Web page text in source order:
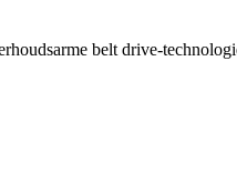
belt drive-